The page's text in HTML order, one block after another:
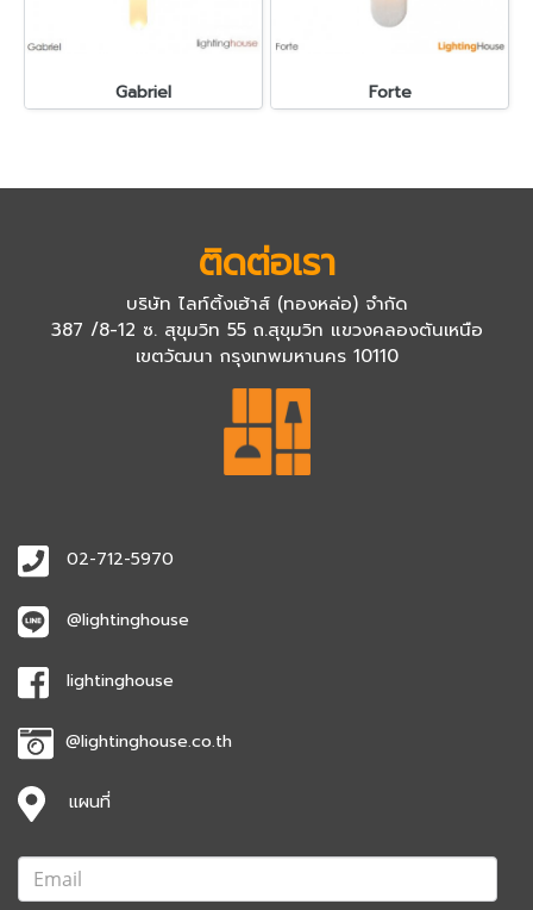
Gabriel Forte
ติดต่อเรา
บริษัท ไลท์ติ้งเฮ้าส์ (ทองหล่อ) จำกัด
387 /8-12 ซ. สุขุมวิท 55 ถ.สุขุมวิท แขวงคลองตันเหนือ
เขตวัฒนา กรุงเทพมหานคร 10110
02-712-5970
@lightinghouse
lightinghouse
@lightinghouse.co.th
แผนที่